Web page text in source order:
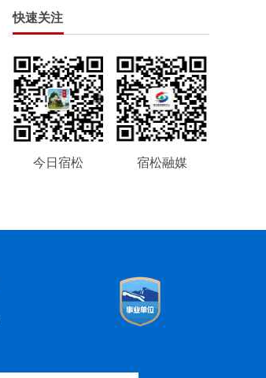
快速关注
今日宿松 宿松融媒